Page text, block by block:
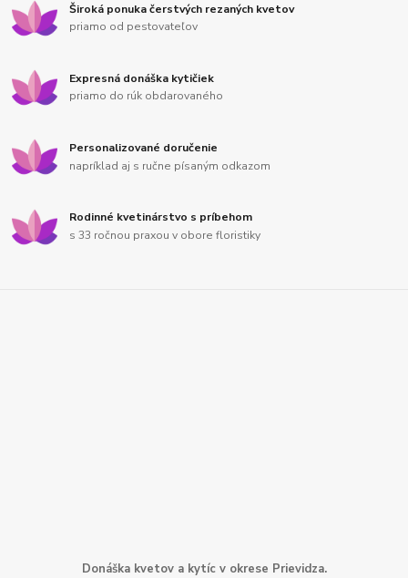
Široká ponuka čerstvých rezaných kvetov
priamo od pestovateľov
Expresná donáška kytičiek
priamo do rúk obdarovaného
Personalizované doručenie
napríklad aj s ručne písaným odkazom
Rodinné kvetinárstvo s príbehom
s 33 ročnou praxou v obore floristiky
Donáška kvetov a kytíc v okrese Prievidza.